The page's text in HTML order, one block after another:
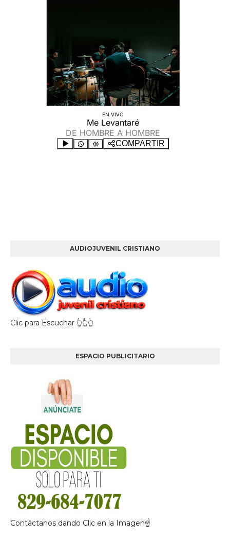
AUDIOJUVENIL CRISTIANO
Clic para Escuchar 👆👆👆
ESPACIO PUBLICITARIO
Contáctanos dando Clic en la Imagen☝